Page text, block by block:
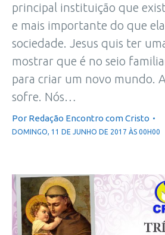
principal instituição que
e mais importante do que
sociedade. Jesus quis ter
mostrar que é no seio
para criar um novo mundo.
sofre. Nós…
Por Redação Encontro com Cristo
DOMINGO, 11 DE JUNHO DE 2017 ÀS 00H00